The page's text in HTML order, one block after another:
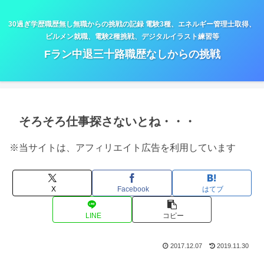
30過ぎ学歴職歴無し無職からの挑戦の記録 電験3種、エネルギー管理士取得、
ビルメン就職、電験2種挑戦、デジタルイラスト練習等
Fラン中退三十路職歴なしからの挑戦
そろそろ仕事探さないとね・・・
※当サイトは、アフィリエイト広告を利用しています
X Facebook はてブ
LINE コピー
2017.12.07 2019.11.30